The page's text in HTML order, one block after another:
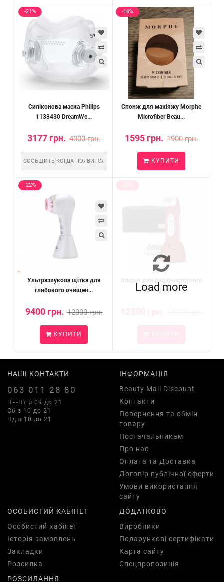
-21%
Силіконова маска Philips
1133430 DreamWe...
3177 грн. 4000 грн.
СООБЩИТЬ КОГДА ПОЯВИТСЯ
-16%
Спонж для макіяжу Morphe
Microfiber Beau...
1595 грн. 1900 грн.
КУПИТИ
-22%
Ультразвукова щітка для
глибокого очищен...
9400 грн. 12000 грн.
КУПИТИ
ліфтингу та о...
Load more
НАШІ КОНТАКТИ
063 011 28 80
Пн-Пт з 09 до 21
Сб з 10 до 21
Нд з 10 до 21
ІНФОРМАЦІЯ
Beauty Mall Discount
Контакти
Повернення та обмін
товару
Постачальникам
Про нас
Оплата та Доставка
Договір публічної оферти
Умови використання
сайту
ОСОБИСТИЙ КАБІНЕТ
Особистий кабінет
Історія замовлень
Закладки
Розсилка
ДОДАТКОВО
Виробники
Подарункові сертифікати
Карта сайту
Спецпропозиція
РОЗСИЛАННЯ